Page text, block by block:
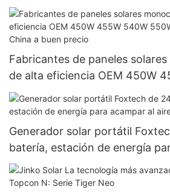
doméstico, fabricantes.
Fabricantes de paneles
de alta eficiencia OEM 450W
al por mayor de China a buen
Generador solar portátil
batería, estación de energía
libre.